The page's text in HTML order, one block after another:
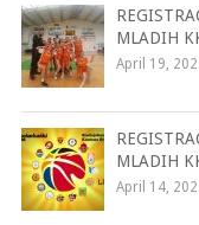
MLADIH
April 19,
MLADIH
April 14,